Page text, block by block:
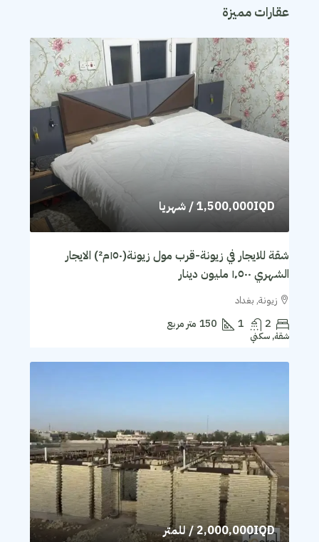
عقارات مميزة
1,500,000IQD/ شهريا
شقة للايجار في زيونة-قرب مول زيونة(١٥٠م²) الايجار
الشهري ١٬٥٠٠ مليون دينار
زيونة, بغداد
2
1
150 متر مربع
شقة, سكني
2,000,000IQD/ للمتر